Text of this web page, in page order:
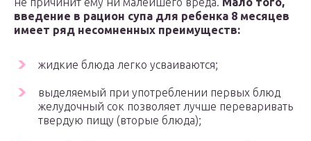
введение в рацион супа для ребенка 8 месяцев
имеет ряд несомненных преимуществ:
жидкие блюда легко усваиваются;
выделяемый при употреблении первых блюд
желудочный сок позволяет лучше переваривать
твердую пищу (вторые блюда);